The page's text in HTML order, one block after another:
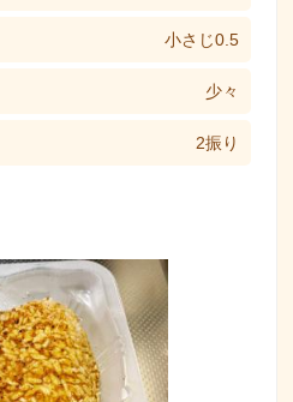
小さじ0.5
少々
2振り